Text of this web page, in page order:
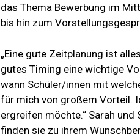
das Thema Bewerbung im
bis hin zum
„Eine gute Zeitplanung ist
gutes Timing eine wichtige
wann Schüler/innen mit
für mich von großem Vorteil.
ergreifen möchte.“ Sarah
finden sie zu ihrem